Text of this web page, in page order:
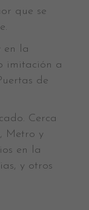
que se
en la
imitación a
de
Cerca
Metro y
en la
y otros